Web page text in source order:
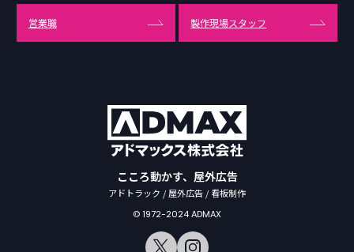
こころ動かす、屋外広告
アドトラック / 屋外広告 / 看板制作
© 1972-2024 ADMAX
営業職 製作現場スタッフ